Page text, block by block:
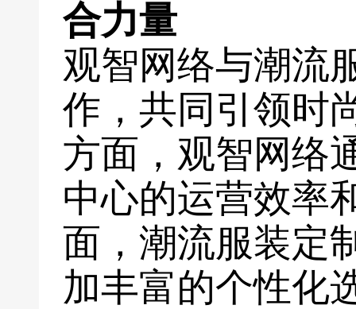
合力量
观智网络与潮流
作，共同引领时
方面，观智网络
中心的运营效率
面，潮流服装定
加丰富的个性化